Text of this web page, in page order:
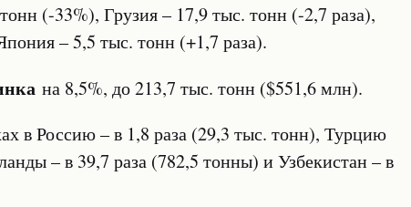
(-33%), Грузия – 17,9 тыс. тонн (-2,7 раза),
– 5,5 тыс. тонн (+1,7 раза).
на 8,5%, до 213,7 тыс. тонн ($551,6 млн).
в Россию – в 1,8 раза (29,3 тыс. тонн), Турцию
– в 39,7 раза (782,5 тонны) и Узбекистан – в